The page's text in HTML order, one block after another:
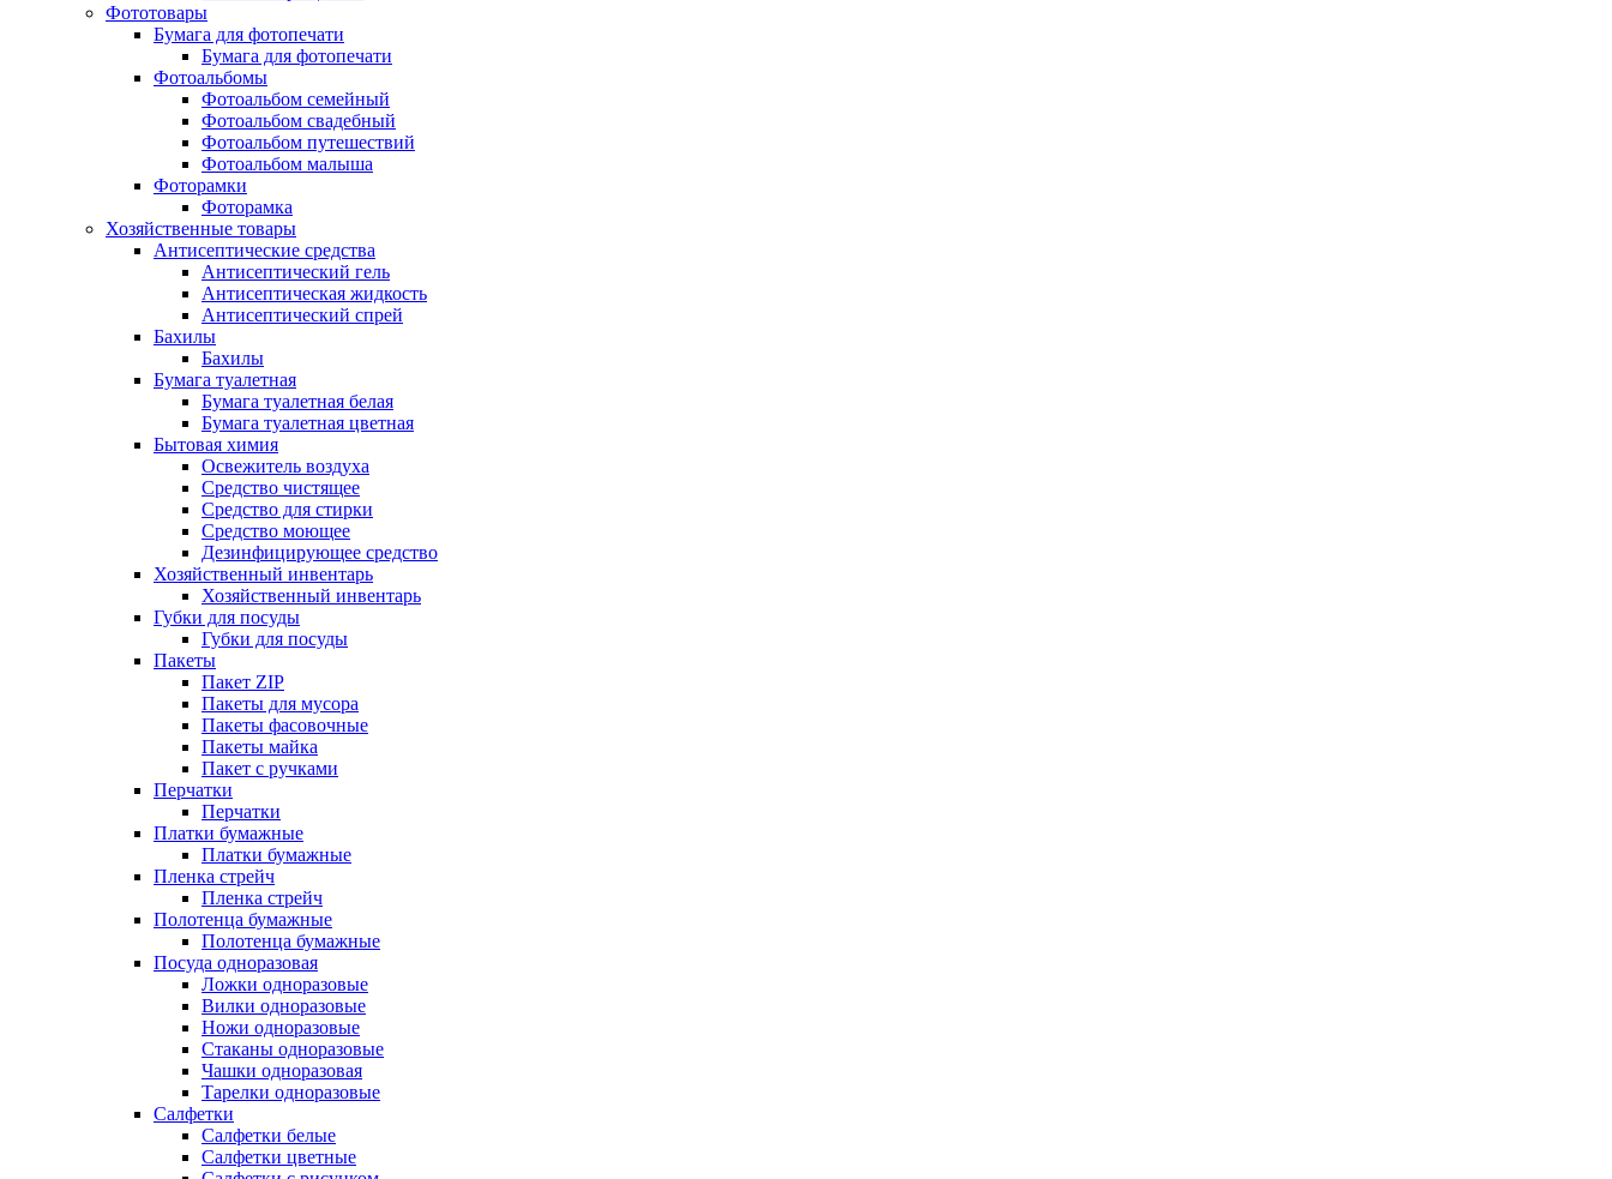
Фототовары
Бумага для фотопечати
Бумага для фотопечати
Фотоальбомы
Фотоальбом семейный
Фотоальбом свадебный
Фотоальбом путешествий
Фотоальбом малыша
Фоторамки
Фоторамка
Хозяйственные товары
Антисептические средства
Антисептический гель
Антисептическая жидкость
Антисептический спрей
Бахилы
Бахилы
Бумага туалетная
Бумага туалетная белая
Бумага туалетная цветная
Бытовая химия
Освежитель воздуха
Средство чистящее
Средство для стирки
Средство моющее
Дезинфицирующее средство
Хозяйственный инвентарь
Хозяйственный инвентарь
Губки для посуды
Губки для посуды
Пакеты
Пакет ZIP
Пакеты для мусора
Пакеты фасовочные
Пакеты майка
Пакет с ручками
Перчатки
Перчатки
Платки бумажные
Платки бумажные
Пленка стрейч
Пленка стрейч
Полотенца бумажные
Полотенца бумажные
Посуда одноразовая
Ложки одноразовые
Вилки одноразовые
Ножи одноразовые
Стаканы одноразовые
Чашки одноразовая
Тарелки одноразовые
Салфетки
Салфетки белые
Салфетки цветные